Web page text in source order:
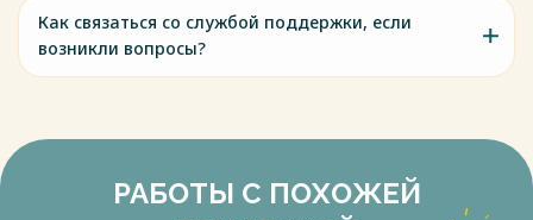
Как связаться со службой поддержки, если
возникли вопросы?
РАБОТЫ С ПОХОЖЕЙ